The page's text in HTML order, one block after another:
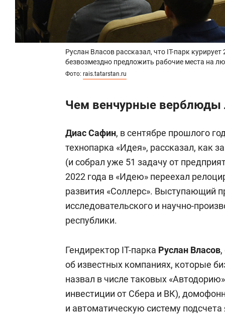
Руслан Власов рассказал, что IT-парк
безвозмездно предложить рабочие места на
Фото: rais.tatarstan.ru
Чем венчурные верблюды
Диас Сафин, в сентябре прошлого
технопарка «Идея», рассказал, как
(и собрал уже 51 задачу от
2022 года в «Идею» переехал
развития «Соллерс». Выступающий
исследовательского и научно-
республики.
Гендиректор IT-парка Руслан Власов
об известных компаниях, которые
назвал в числе таковых
инвестиции от Сбера и ВК),
и автоматическую систему